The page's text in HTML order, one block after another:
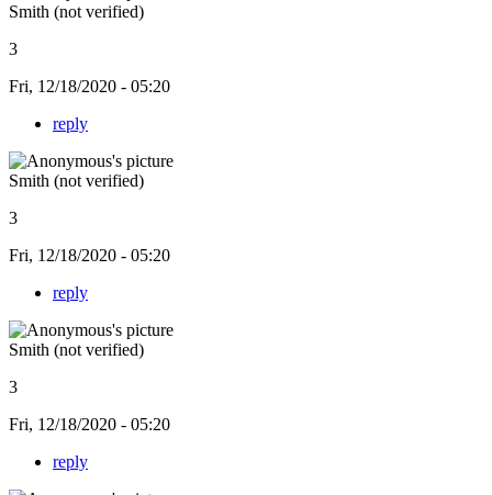
Smith (not verified)
3
Fri, 12/18/2020 - 05:20
reply
Smith (not verified)
3
Fri, 12/18/2020 - 05:20
reply
Smith (not verified)
3
Fri, 12/18/2020 - 05:20
reply